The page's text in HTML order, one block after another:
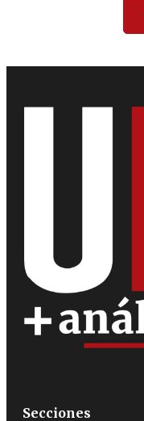
Secciones